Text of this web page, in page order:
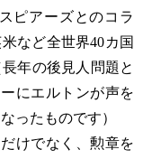
ピアーズとのコラ
米など全世界40カ国
年の後見人問題と
にエルトンが声を
ったものです）
けでなく、勲章を